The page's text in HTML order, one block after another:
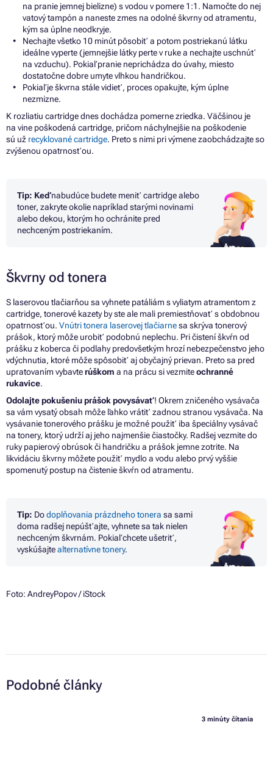
na pranie jemnej bielizne) svodou vpomere 1:1. Namočtedo nej
vatový tampón a naneste zmes na odolné škvrnyod atramentu,
kýmsa úplne neodkryje.
Nechajte všetko 10 minút pôsobiť a potom postriekanú látku
ideálne vyperte (jemnejšie látky pertevrukea nechajte uschnúť
na vzduchu). Pokiaľ pranie neprichádza do úvahy, miesto
dostatočne dobre umyte vlhkou handričkou.
Pokiaľješkvrna stále vidieť, proces opakujte, kým úplne
nezmizne.
K rozliatiu cartridge dnes dochádza pomerne zriedka. Väčšinou je
na vine poškodená cartridge, pričom náchylnejšie na poškodenie
sú už recyklované cartridge. Pretos nimi pri výmene zaobchádzajteso
zvýšenou opatrnosťou.
Tip: Keďnabudúce budete meniť cartridge alebo
toner, zakryte okolie napríklad starými novinami
alebo dekou, ktorým hoochránite pred
nechceným postriekaním.
Škvrny od tonera
S laserovou tlačiarňou sa vyhnete patáliámsvyliatym atramentomz
cartridge, tonerové kazety by ste ale mali premiestňovať sobdobnou
opatrnosťou. Vnútri tonera laserovej tlačiarnesa skrýva tonerový
prášok, ktorý môže urobiť podobnú neplechu. Pri čistení škvŕn od
prášku z koberca či podlahy predovšetkým hrozí nebezpečenstvo jeho
vdýchnutia, ktoré môže spôsobiť ajobyčajný prievan. Pretosa pred
upratovaním vybavterúškom a na prácu sivezmiteochranné
rukavice.
Odolajte pokušeniu prášok povysávať! Okrem zničeného vysávača
sa vám vysatý obsah môže ľahko vrátiť zadnou stranou vysávača. Na
vysávanie tonerového prášku je možné použiť iba špeciálny vysávač
na tonery, ktorý udržíaj jeho najmenšie čiastočky. Radšej vezmitedo
ruky papierový obrúsokči handričku a prášok jemne zotrite. Na
likvidáciu škvrny môžete použiť mydloa vodu alebo prvý vyššie
spomenutý postup na čistenie škvŕn od atramentu.
Tip: Dodoplňovania prázdneho tonera sa sami
doma radšej nepúšťajte, vyhnete sa tak nielen
nechceným škvrnám. Pokiaľ chcete ušetriť,
vyskúšajtealternatívne tonery.
Foto: AndreyPopov/ iStock
Podobné články
3 minúty čítania